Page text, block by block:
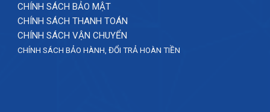
CHÍNH SÁCH BẢO MẬT
CHÍNH SÁCH THANH TOÁN
CHÍNH SÁCH VẬN CHUYỂN
CHÍNH SÁCH BẢO HÀNH, ĐỔI TRẢ HOÀN TIỀN